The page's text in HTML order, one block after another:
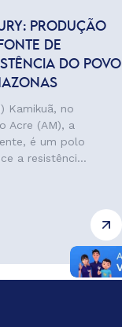
PRODUÇÃO
DE
DO POVO
Kamikuã, no
Acre (AM), a
é um polo
a resistênci...